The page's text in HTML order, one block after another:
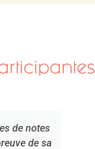
de notes
de sa